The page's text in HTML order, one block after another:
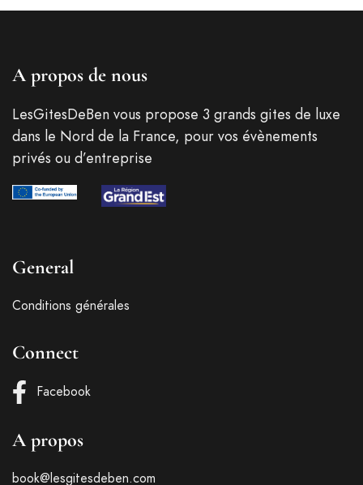
A propos de nous
LesGitesDeBen vous propose 3 grands gites de luxe
dans le Nord de la France, pour vos évènements
privés ou d’entreprise
General
Conditions générales
Connect
Facebook
A propos
book@lesgitesdeben.com